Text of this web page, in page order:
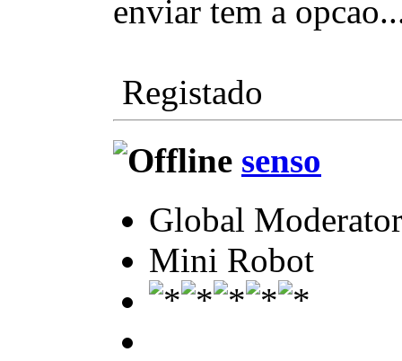
enviar tem a
Registado
senso
Global Moderator
Mini Robot